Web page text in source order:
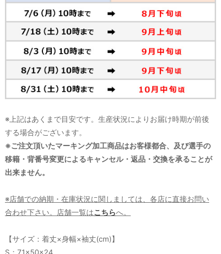
※上記はあくまで目安です。生産状況によりお届け時期が前後
する場合がございます。
※ご注文頂いたマーキング加工商品はお客様都合、及び選手の
移籍・背番号変更によるキャンセル・返品・交換を承ることが
出来ません。
※店舗での納期・在庫状況に関しましては、各店に直接お問い
合わせ下さい。店舗一覧はこちらへ。
【サイズ：着丈×身幅×袖丈(cm)】